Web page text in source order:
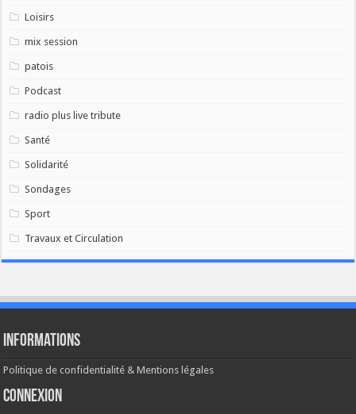
Loisirs
mix session
patois
Podcast
radio plus live tribute
Santé
Solidarité
Sondages
Sport
Travaux et Circulation
Informations
Politique de confidentialité & Mentions légales
Connexion